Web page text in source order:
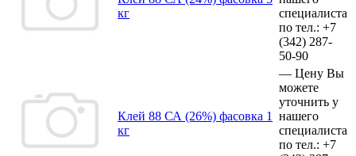
кг
специалиста
по тел.: +7
(342) 287-
50-90
Клей 88 СА (26%) фасовка 1
кг
— Цену Вы
можете
уточнить у
нашего
специалиста
по тел.: +7